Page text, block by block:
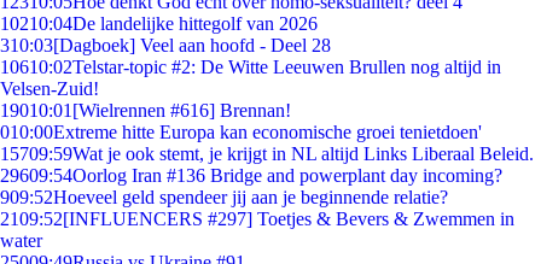
10210:04De landelijke hittegolf van 2026
310:03[Dagboek] Veel aan hoofd - Deel 28
10610:02Telstar-topic #2: De Witte Leeuwen Brullen nog altijd in
Velsen-Zuid!
19010:01 [Wielrennen #616] Brennan!
010:00Extreme hitte Europa kan economische groei tenietdoen'
15709:59Wat je ook stemt, je krijgt in NL altijd Links Liberaal Beleid.
29609:54Oorlog Iran #136 Bridge and powerplant day incoming?
909:52Hoeveel geld spendeer jij aan je beginnende relatie?
2109:52[INFLUENCERS #297] Toetjes & Bevers & Zwemmen in
water